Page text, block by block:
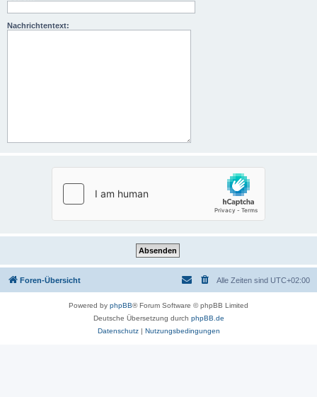
Nachrichtentext:
Foren-Übersicht Alle Zeiten sind UTC+02:00
Powered by phpBB® Forum Software © phpBB Limited
Deutsche Übersetzung durch phpBB.de
Datenschutz| Nutzungsbedingungen